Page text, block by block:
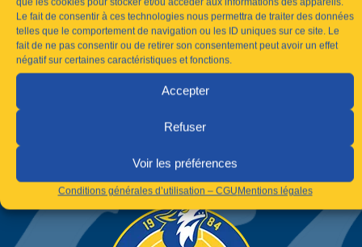
Le fait de consentir à ces technologies nous permettra de traiter des données
telles que le comportement de navigation ou les ID uniques sur ce site. Le
fait de ne pas consentir ou de retirer son consentement peut avoir un effet
négatif sur certaines caractéristiques et fonctions.
Accepter
Refuser
Voir les préférences
Conditions générales d’utilisation – CGUMentions légales